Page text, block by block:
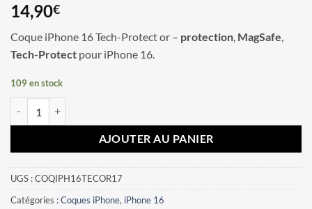
14,90€
Coque iPhone 16 Tech-Protect or – protection, MagSafe,
Tech-Protect pour iPhone 16.
109 en stock
AJOUTER AU PANIER
UGS :COQIPH16TECOR17
Catégories :Coques iPhone, iPhone 16